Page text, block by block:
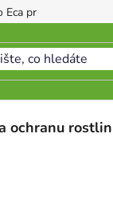
protect
ochranu rostlin